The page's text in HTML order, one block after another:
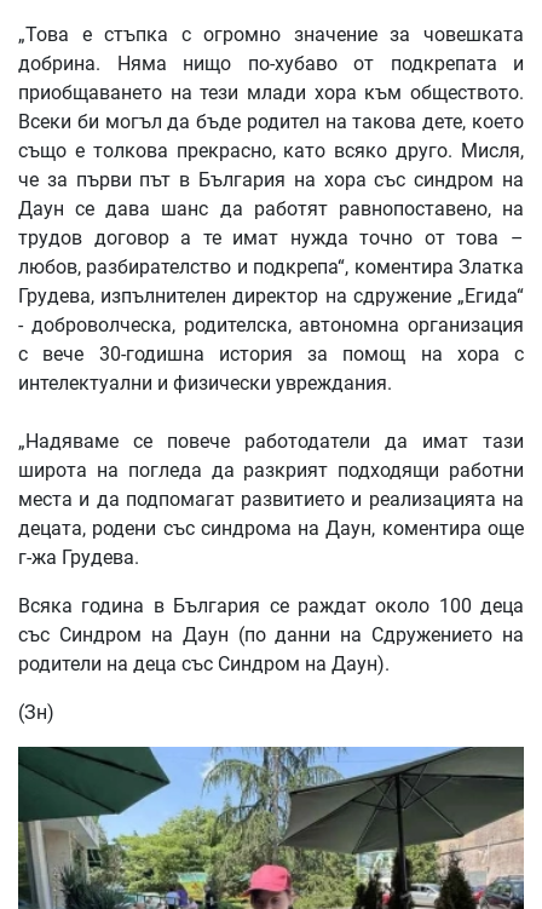
„Това е стъпка с огромно значение за човешката
добрина. Няма нищо по-хубаво от подкрепата и
приобщаването на тези млади хора към обществото.
Всеки би могъл да бъде родител на такова дете, което
също е толкова прекрасно, като всяко друго. Мисля,
че за първи път в България на хора със синдром на
Даун се дава шанс да работят равнопоставено, на
трудов договор а те имат нужда точно от това –
любов, разбирателство и подкрепа“, коментира Златка
Грудева, изпълнителен директор на сдружение „Егида“
- доброволческа, родителска, автономна организация
с вече 30-годишна история за помощ на хора с
интелектуални и физически увреждания.
„Надяваме се повече работодатели да имат тази
широта на погледа да разкрият подходящи работни
места и да подпомагат развитието и реализацията на
децата, родени със синдрома на Даун, коментира още
г-жа Грудева.
Всяка година в България се раждат около 100 деца
със Синдром на Даун (по данни на Сдружението на
родители на деца със Синдром на Даун).
(Зн)